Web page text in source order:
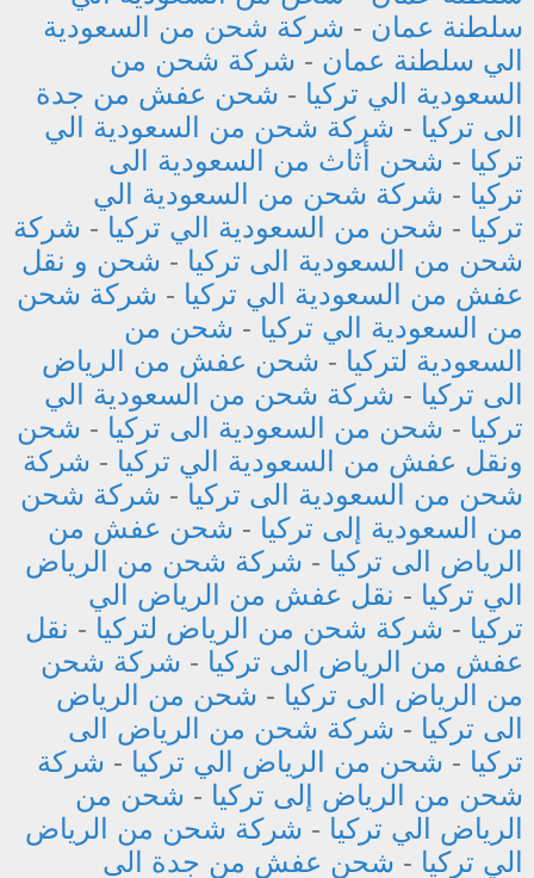
سلطنة عمان - شركة شحن من السعودية
الي سلطنة عمان - شركة شحن من
السعودية الي تركيا - شحن عفش من جدة
الى تركيا - شركة شحن من السعودية الي
تركيا - شحن أثاث من السعودية الى
تركيا - شركة شحن من السعودية الي
تركيا - شحن من السعودية الي تركيا - شركة
شحن من السعودية الى تركيا - شحن و نقل
عفش من السعودية الي تركيا - شركة شحن
من السعودية الي تركيا - شحن من
السعودية لتركيا - شحن عفش من الرياض
الى تركيا - شركة شحن من السعودية الي
تركيا - شحن من السعودية الى تركيا - شحن
ونقل عفش من السعودية الي تركيا - شركة
شحن من السعودية الى تركيا - شركة شحن
من السعودية إلى تركيا - شحن عفش من
الرياض الى تركيا - شركة شحن من الرياض
الي تركيا - نقل عفش من الرياض الي
تركيا - شركة شحن من الرياض لتركيا - نقل
عفش من الرياض الى تركيا - شركة شحن
من الرياض الى تركيا - شحن من الرياض
الى تركيا - شركة شحن من الرياض الى
تركيا - شحن من الرياض الي تركيا - شركة
شحن من الرياض إلى تركيا - شحن من
الرياض الي تركيا - شركة شحن من الرياض
الي تركيا - شحن عفش من جدة الى